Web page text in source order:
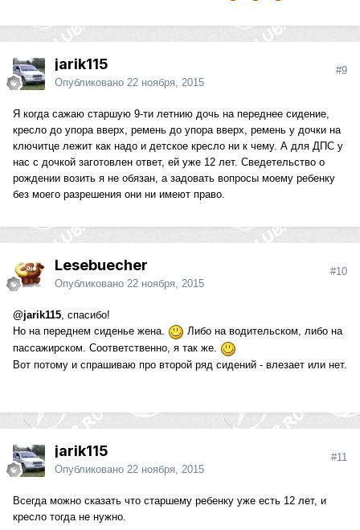
jarik115
Опубликовано 22 ноября, 2015
#9
Я когда сажаю старшую 9-ти летнию дочь на переднее сидение,
кресло до упора вверх, ремень до упора вверх, ремень у дочки на
ключитце лежит как надо и детское кресло ни к чему. А для ДПС у
нас с дочкой заготовлен ответ, ей уже 12 лет. Сведетельство о
рождении возить я не обязан, а задовать вопросы моему ребенку
без моего разрешения они ни имеют право.
Lesebuecher
Опубликовано 22 ноября, 2015
#10
@jarik115, спасибо!
Но на переднем сиденье жена.
Либо на водительском, либо на
пассажирском. Соответственно, я так же.
Вот потому и спрашиваю про второй ряд сидений - влезает или нет.
jarik115
Опубликовано 22 ноября, 2015
#11
Всегда можно сказать что старшему ребенку уже есть 12 лет, и
кресло тогда не нужно.